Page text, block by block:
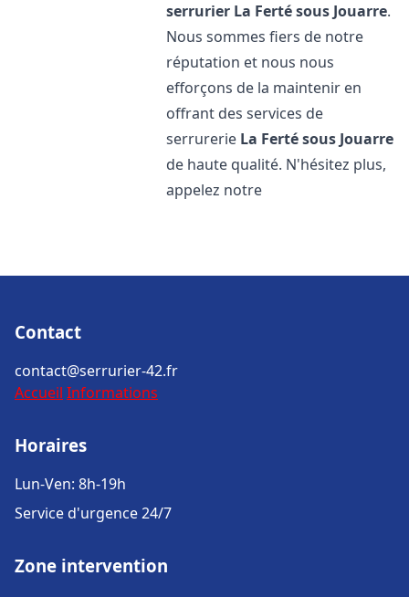
serrurier La Ferté sous Jouarre.
Nous sommes fiers de notre
réputation et nous nous
efforçons de la maintenir en
offrant des services de
serrurerie La Ferté sous Jouarre
de haute qualité. N'hésitez plus,
appelez notre
Contact
contact@serrurier-42.fr
Accueil Informations
Horaires
Lun-Ven: 8h-19h
Service d'urgence 24/7
Zone intervention